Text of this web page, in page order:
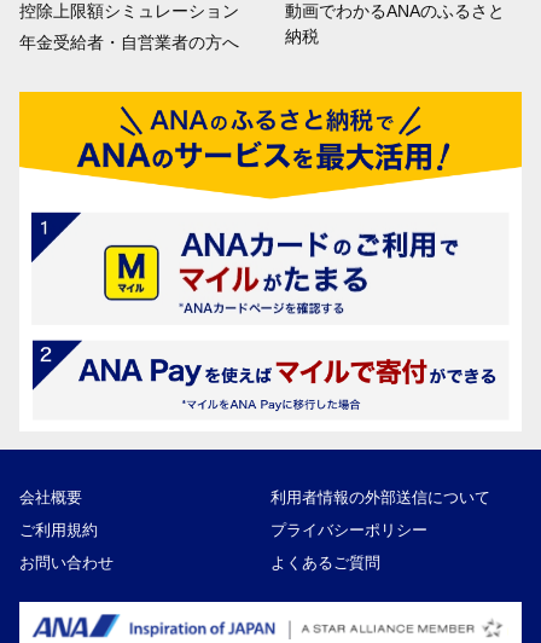
控除上限額シミュレーション
年金受給者・自営業者の方へ
動画でわかるANAのふるさと
納税
会社概要
利用者情報の外部送信について
ご利用規約
プライバシーポリシー
お問い合わせ
よくあるご質問